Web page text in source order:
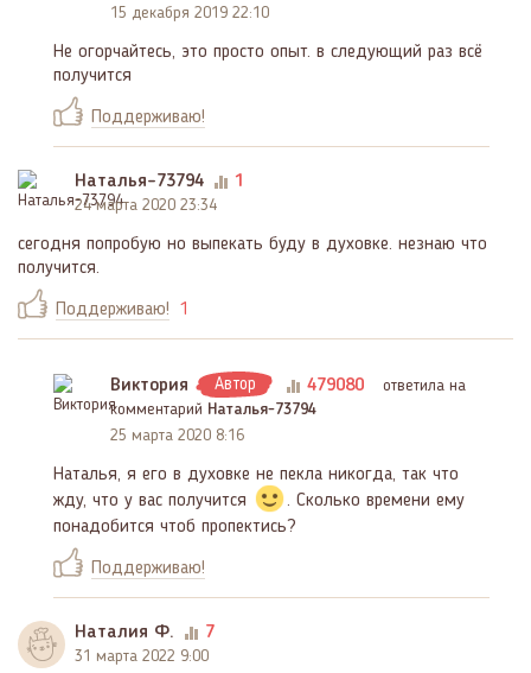
15 декабря 2019 22:10
Не огорчайтесь, это просто опыт. в следующий раз всё
получится
Поддерживаю!
Наталья-73794 1
24 марта 2020 23:34
сегодня попробую но выпекать буду в духовке. незнаю что
получится.
Поддерживаю! 1
Виктория Автор 479080
ответила на
комментарий Наталья-73794
25 марта 2020 8:16
Наталья, я его в духовке не пекла никогда, так что
жду, что у вас получится
. Сколько времени ему
понадобится чтоб пропектись?
Поддерживаю!
Наталия Ф. 7
31 марта 2022 9:00